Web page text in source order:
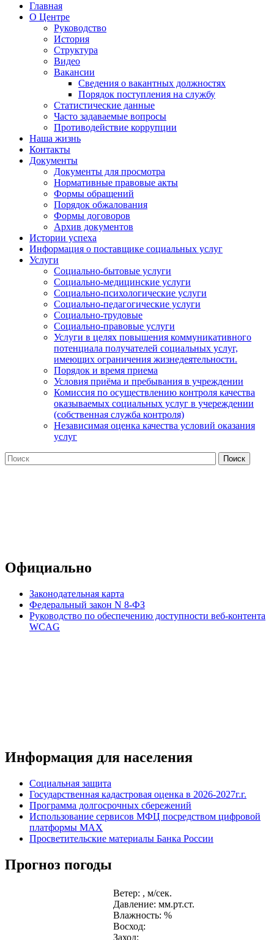
Главная
О Центре
Руководство
История
Структура
Видео
Вакансии
Сведения о вакантных должностях
Порядок поступления на службу
Статистические данные
Часто задаваемые вопросы
Противодействие коррупции
Наша жизнь
Контакты
Документы
Документы для просмотра
Нормативные правовые акты
Формы обращений
Порядок обжалования
Формы договоров
Архив документов
Истории успеха
Информация о поставщике социальных услуг
Услуги
Социально-бытовые услуги
Социально-медицинские услуги
Социально-психологические услуги
Социально-педагогические услуги
Социально-трудовые
Социально-правовые услуги
Услуги в целях повышения коммуникативного
потенциала получателей социальных услуг,
имеющих ограничения жизнедеятельности.
Порядок и время приема
Условия приёма и пребывания в учреждении
Комиссия по осуществлению контроля качества
оказываемых социальных услуг в учереждении
(собственная служба контроля)
Независимая оценка качества условий оказания
услуг
Официально
Законодательная карта
Федеральный закон N 8-ФЗ
Руководство по обеспечению доступности веб-контента
WCAG
Информация для населения
Социальная защита
Государственная кадастровая оценка в 2026-2027г.г.
Программа долгосрочных сбережений
Использование сервисов МФЦ посредством цифровой
платформы MAX
Просветительские материалы Банка России
Прогноз погоды
Ветер: , м/сек.
Давление: мм.рт.ст.
Влажность: %
Восход:
Заход: